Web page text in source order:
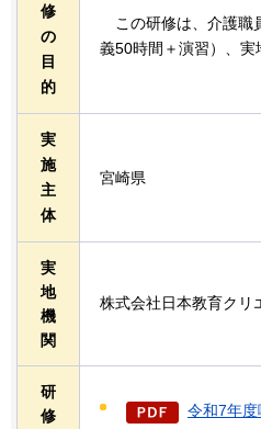
修
の
目
的
こ の研修は、介護職
義50時間＋演習）、
実
施
主
体
宮崎県
実
地
機
関
株式会社日本教育クリ
研
修
令和7年